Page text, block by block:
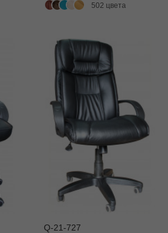
502 цвета
Q-21-727